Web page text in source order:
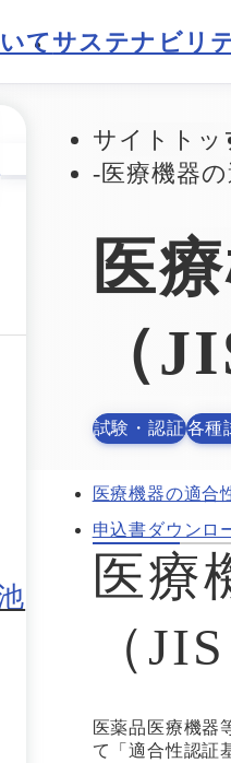
てサステナビリ
サイトトッ
医療機器
医
（
試験・認証各種
医療機器の適合
申込書ダウンロ
医療
（
医薬品医療機器
て「適合性認証